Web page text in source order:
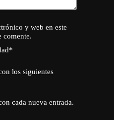
y web en este
comente.
*
los siguientes
cada nueva entrada.